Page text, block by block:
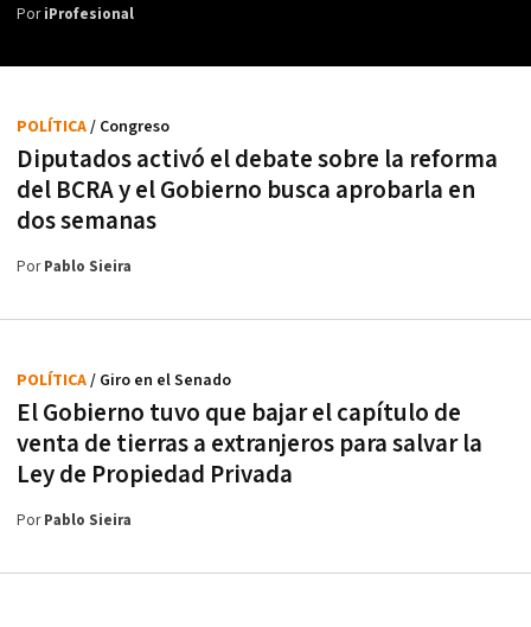
PoriProfesional
Diputados activó el debate sobre la reforma
del BCRA y el Gobierno busca aprobarla en
dos semanas
POLÍTICA/ Congreso
PorPablo Sieira
El Gobierno tuvo que bajar el capítulo de
venta de tierras a extranjeros para salvar la
Ley de Propiedad Privada
POLÍTICA/ Giro en el Senado
PorPablo Sieira